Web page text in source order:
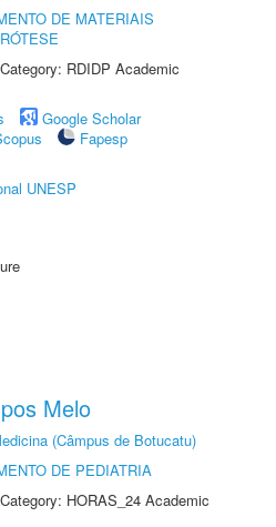
DE MATERIAIS
RDIDP Academic
Google Scholar
Fapesp
UNESP
Melo
(Câmpus de Botucatu)
DE PEDIATRIA
HORAS_24 Academic